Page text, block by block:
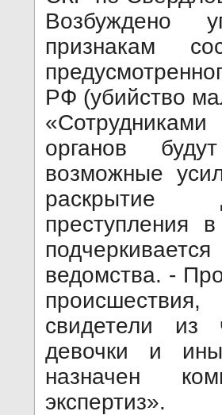
Возбуждено
признакам
РФ (убийство
органов
возможные
раскрытие
преступления
ведомства. -
свидетели из
девочки и
назначен
экспертиз».